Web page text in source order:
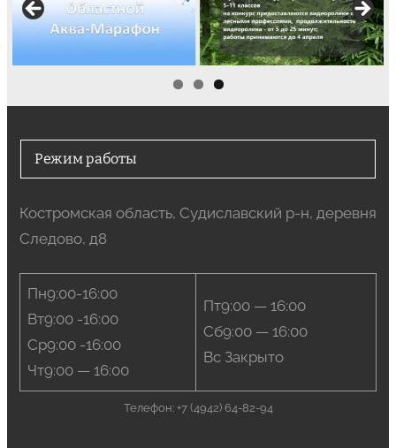
Режим работы
Костромская область, Судиславский р-н, деревня
Следово, д8
Пн9:00-16:00
Вт9:00 -16:00
Ср9:00 -16:00
Чт9:00 — 16:00
Пт9:00 — 16:00
Сб9:00 — 16:00
Вс Закрыто
Телефон: +7 (4942) 64-82-94